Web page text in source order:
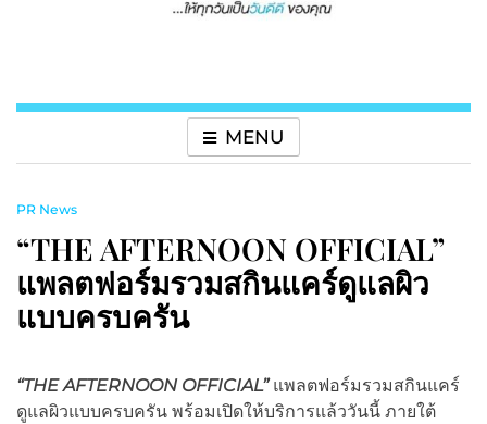
MENU
PR News
“THE AFTERNOON OFFICIAL”
แพลตฟอร์มรวมสกินแคร์ดูแลผิว
แบบครบครัน
“THE AFTERNOON OFFICIAL”แพลตฟอร์มรวมสกินแคร์
ดูแลผิวแบบครบครัน พร้อมเปิดให้บริการแล้ววันนี้ ภายใต้